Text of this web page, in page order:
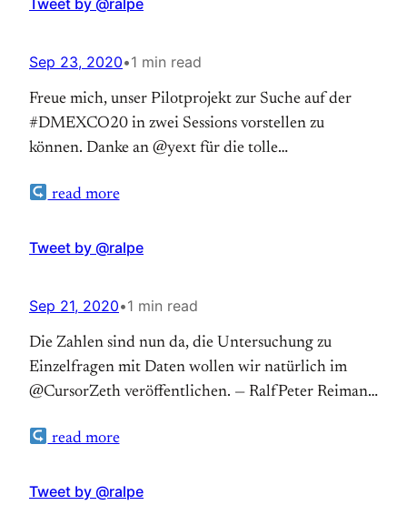
Tweet by @ralpe
Sep 23, 2020•1 min read
Freue mich, unser Pilotprojekt zur Suche auf der
#DMEXCO20 in zwei Sessions vorstellen zu
können. Danke an @yext für die tolle
DMEXCO. #digitaleKirche
Reimann (@ralpe) September 23, 2020
read more
Tweet by @ralpe
Sep 21, 2020•1 min read
Die Zahlen sind nun da, die Untersuchung zu
Einzelfragen mit Daten wollen wir natürlich im
@CursorZeth veröffentlichen. — RalfPeter Reimann
read more
Tweet by @ralpe